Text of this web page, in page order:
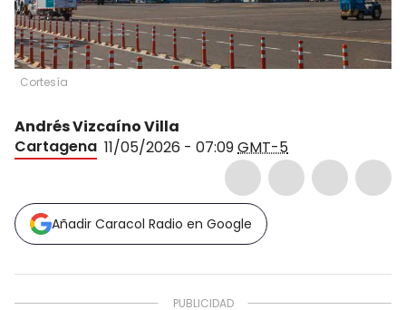
Cortesía
Andrés Vizcaíno Villa
Cartagena 11/05/2026 - 07:09GMT-5
Añadir Caracol Radio en Google